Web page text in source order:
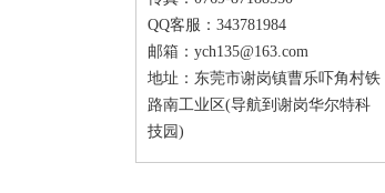
QQ客服：343781984
邮箱： ych135@163.com
地址：东莞市谢岗镇曹乐吓角村铁
路南工业区(导航到谢岗华尔特科
技园)